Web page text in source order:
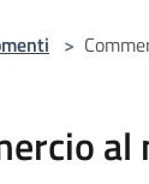
>